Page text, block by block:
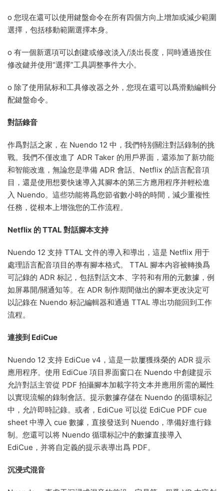
o 您現在還可以使用鍵盤命令在所有四個方向上增加或減少範圍
選擇，包括移動範圍選擇本身。
o 有一個新選項可以創建或修改淡入/淡出長度，同時通過按住
修改鍵并使用“選擇”工具調整事件大小。
o 除了使用鼠标和工具修改器之外，您現在還可以爲滑動編輯分
配鍵盤命令。
對話錄音
作爲對話之家，在 Nuendo 12 中，我們特别關注對話錄制的挑
戰。我們不僅改進了 ADR Taker 的用戶界面，還添加了新功能
和智能改進，無論您是準備 ADR 會話、Netflix 的語言配音項
目，還是使用想要快速導入其腳本的第三方應用程序并輕松進
入 Nuendo。這些功能将爲您節省數小時的時間，減少重複性
任務，從根本上增強您的工作流程。
Netflix 的 TTAL 對話腳本支持
Nuendo 12 支持 TTAL 文件的導入和導出，這是 Netflix 用于
處理語言配音項目的專有腳本格式。 TTAL 腳本内容被轉換爲
可記錄的 ADR 标記，包括對話文本、字符和有用的元數據，例
如屏幕開/關通知等。在 ADR 制作期間做出的腳本更改決定可
以記錄在 Nuendo 标記編輯器和通過 TTAL 導出功能回到工作
流程。
連接到 EdiCue
Nuendo 12 支持 EdiCue v4，這是一款屢獲殊榮的 ADR 提示
應用程序。使用 EdiCue 項目界面窗口在 Nuendo 中創建提示
允許對話主管從 PDF 拍攝腳本加載字符文本并應用所需的屬性
以實現流暢的錄制會話。提示數據存儲在 Nuendo 的循環标記
中，允許即時記錄。或者，EdiCue 可以從 EdiCue PDF cue
sheet 中導入 cue 數據，直接發送到 Nuendo，準備好進行錄
制。您還可以将 Nuendo 循環标記中的數據直接導入
EdiCue，并将自定義的提示表導出爲 PDF。
沉浸式混音